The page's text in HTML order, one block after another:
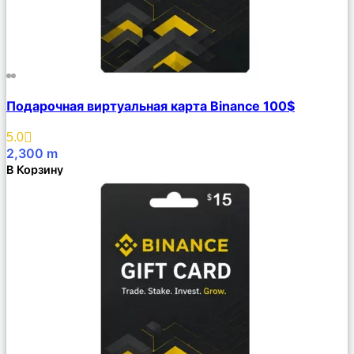
Описание
Избранное
Подарочная виртуальная карта Binance 100$
5.0
2,300 m
В Корзину